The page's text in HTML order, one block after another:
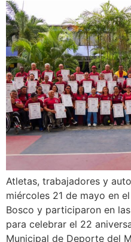
Atletas, trabajadores y
miércoles 21 de mayo en
Bosco y participaron en
para celebrar el 22
Municipal de Deporte del